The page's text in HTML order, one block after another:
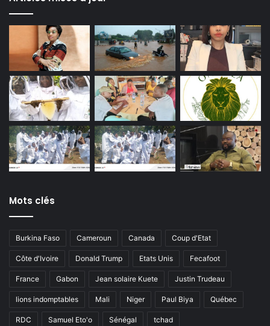
Mots clés
Burkina Faso Cameroun Canada Coup d'Etat
Côte d'Ivoire Donald Trump Etats Unis Fecafoot
France Gabon Jean solaire Kuete Justin Trudeau
lions indomptables Mali Niger Paul Biya Québec
RDC Samuel Eto'o Sénégal tchad